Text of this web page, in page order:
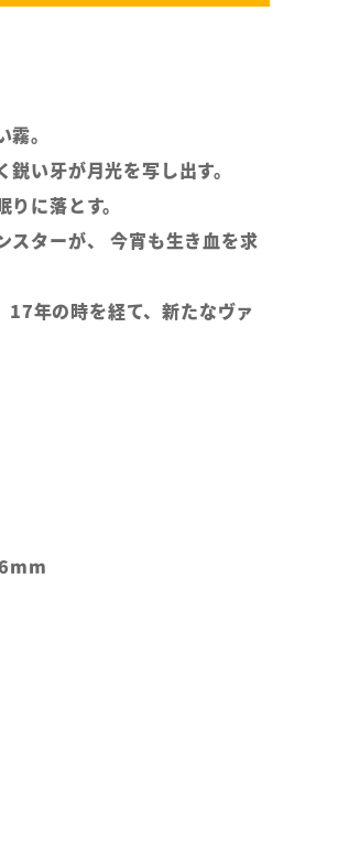
。
い牙が月光を写し出す。
に落とす。
スターが、 今宵も生き血を求
年の時を経て、新たなヴァ